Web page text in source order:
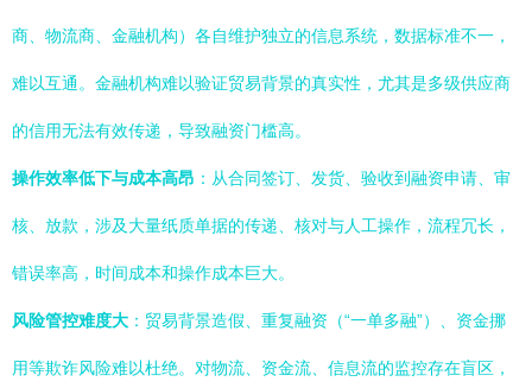
商、物流商、金融机构）各自维护独立的信息系统，数据标准不一，
难以互通。金融机构难以验证贸易背景的真实性，尤其是多级供应商
的信用无法有效传递，导致融资门槛高。
操作效率低下与成本高昂 ：从合同签订、发货、验收到融资申请、审
核、放款，涉及大量纸质单据的传递、核对与人工操作，流程冗长，
错误率高，时间成本和操作成本巨大。
风险管控难度大 ：贸易背景造假、重复融资（“一单多融”）、资金挪
用等欺诈风险难以杜绝。对物流、资金流、信息流的监控存在盲区，